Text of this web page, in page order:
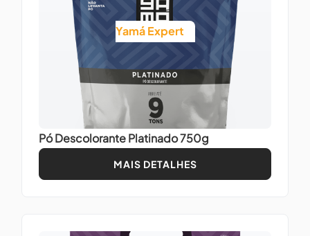
Yamá Expert
Pó Descolorante Platinado 750g
MAIS DETALHES